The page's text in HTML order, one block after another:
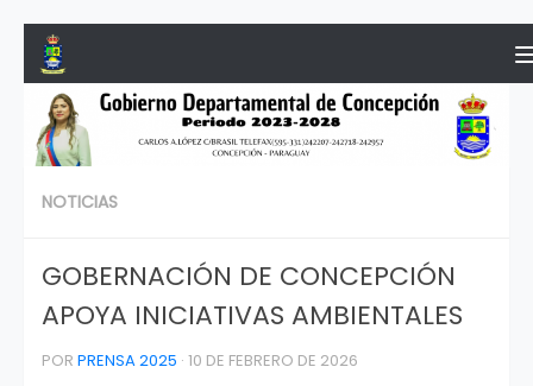
Saltar al contenido
NOTICIAS
GOBERNACIÓN DE CONCEPCIÓN
APOYA INICIATIVAS AMBIENTALES
POR PRENSA 2025 · 10 DE FEBRERO DE 2026